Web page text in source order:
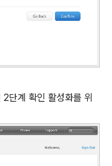
단계 확인 활성화를 위